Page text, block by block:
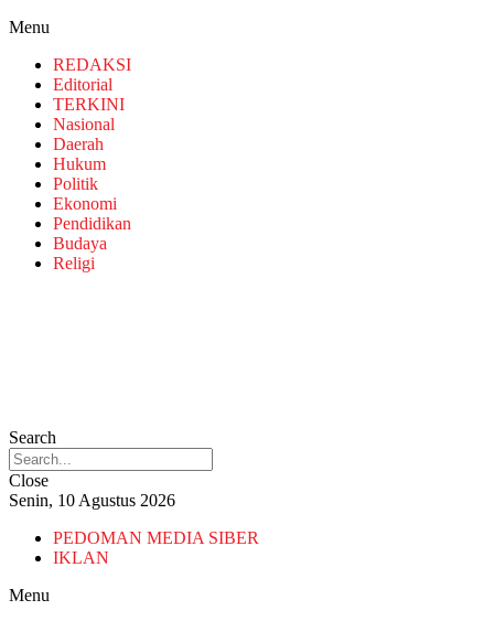
Menu
REDAKSI
Editorial
TERKINI
Nasional
Daerah
Hukum
Politik
Ekonomi
Pendidikan
Budaya
Religi
Search
Close
Senin, 10 Agustus 2026
PEDOMAN MEDIA SIBER
IKLAN
Menu